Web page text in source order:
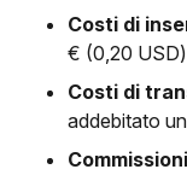
Costi di
€ (0,20
Costi di
addebitato